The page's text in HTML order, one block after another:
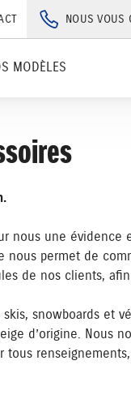
NOUS VOUS
MODÈLES
nous une évidence
nous permet de
de nos clients,
snowboards et
d’origine. Nous
tous